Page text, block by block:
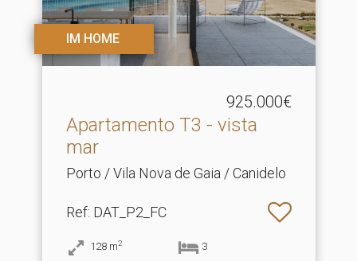
IM HOME
925.000€
Apartamento T3 - vista
mar
Porto / Vila Nova de Gaia / Canidelo
Ref: DAT_P2_FC
128 m2 3